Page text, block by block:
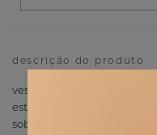
descrição do produto
vestido curto em tecido
estruturadas com
sobreposição tipo peplum